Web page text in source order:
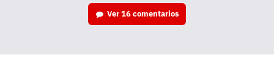
Ver16 comentarios